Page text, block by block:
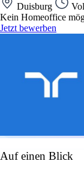
Duisburg
Kein Homeoffice
Jetzt bewerben
Auf einen Blick